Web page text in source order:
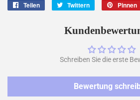
Teilen Twittern
twittern
Pinnen
Schreiben Sie die erste
Bewertung